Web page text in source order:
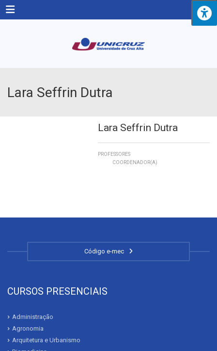
Menu
Lara Seffrin Dutra
Lara Seffrin Dutra
PROFESSORES
COORDENADOR(A)
Código e-mec
CURSOS PRESENCIAIS
Administração
Agronomia
Arquitetura e Urbanismo